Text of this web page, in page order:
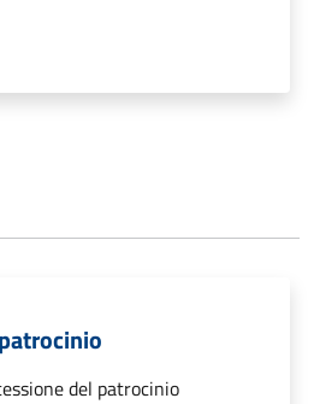
del patrocinio